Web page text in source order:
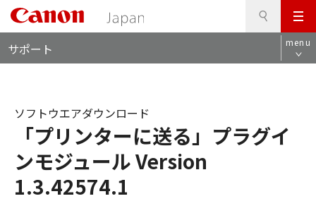
メ
ニ
ュ
サポート menu
「プリンターに送る」プラグイ
ンモジュール Version
1.3.42574.1
ソフトウエアダウンロード